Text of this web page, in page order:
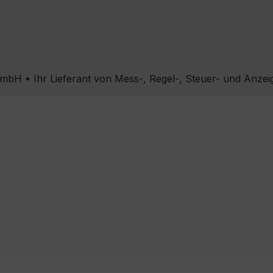
• Ihr Lieferant von Mess-, Regel-, Steuer- und